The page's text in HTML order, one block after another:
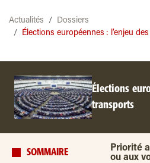
Actualités
Dossiers
Élections européennes : l’enjeu
Élections
transports
SOMMAIRE
Priorité
ou aux